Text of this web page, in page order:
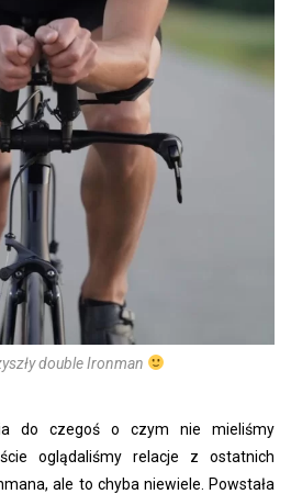
double Ironman
do czegoś o czym nie mieliśmy
oglądaliśmy relacje z ostatnich
ale to chyba niewiele. Powstała